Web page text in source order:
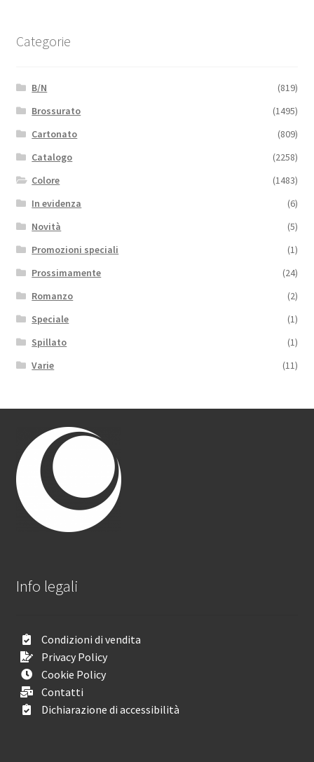
Categorie
B/N
(819)
Brossurato
(1495)
Cartonato
(809)
Catalogo
(2258)
Colore
(1483)
In evidenza
(6)
Novità
(5)
Promozioni speciali
(1)
Prossimamente
(24)
Romanzo
(2)
Speciale
(1)
Spillato
(1)
Varie
(11)
Info legali
Condizioni di vendita
Privacy Policy
Cookie Policy
Contatti
Dichiarazione di accessibilità